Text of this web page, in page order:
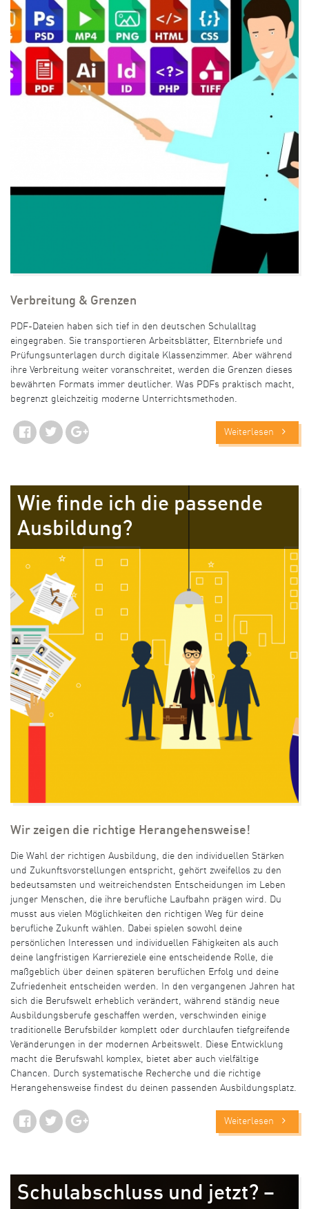
Verbreitung & Grenzen
PDF-Dateien haben sich tief in den deutschen Schulalltag
eingegraben. Sie transportieren Arbeitsblätter, Elternbriefe und
Prüfungsunterlagen durch digitale Klassenzimmer. Aber während
ihre Verbreitung weiter voranschreitet, werden die Grenzen dieses
bewährten Formats immer deutlicher. Was PDFs praktisch macht,
begrenzt gleichzeitig moderne Unterrichtsmethoden.
Weiterlesen
Wie finde ich die passende
Ausbildung?
Wir zeigen die richtige Herangehensweise!
Die Wahl der richtigen Ausbildung, die den individuellen Stärken
und Zukunftsvorstellungen entspricht, gehört zweifellos zu den
bedeutsamsten und weitreichendsten Entscheidungen im Leben
junger Menschen, die ihre berufliche Laufbahn prägen wird. Du
musst aus vielen Möglichkeiten den richtigen Weg für deine
berufliche Zukunft wählen. Dabei spielen sowohl deine
persönlichen Interessen und individuellen Fähigkeiten als auch
deine langfristigen Karriereziele eine entscheidende Rolle, die
maßgeblich über deinen späteren beruflichen Erfolg und deine
Zufriedenheit entscheiden werden. In den vergangenen Jahren hat
sich die Berufswelt erheblich verändert, während ständig neue
Ausbildungsberufe geschaffen werden, verschwinden einige
traditionelle Berufsbilder komplett oder durchlaufen tiefgreifende
Veränderungen in der modernen Arbeitswelt. Diese Entwicklung
macht die Berufswahl komplex, bietet aber auch vielfältige
Chancen. Durch systematische Recherche und die richtige
Herangehensweise findest du deinen passenden Ausbildungsplatz.
Weiterlesen
Schulabschluss und jetzt? –